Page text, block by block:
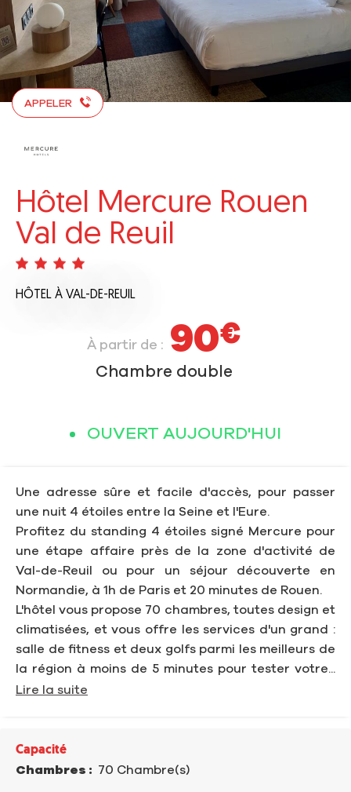
APPELER
Hôtel Mercure Rouen
Val de Reuil
HÔTEL À VAL-DE-REUIL
À partir de : 90€
Chambre double
OUVERT AUJOURD'HUI
Une adresse sûre et facile d'accès, pour passer
une nuit 4 étoiles entre la Seine et l'Eure.
Profitez du standing 4 étoiles signé Mercure pour
une étape affaire près de la zone d'activité de
Val-de-Reuil ou pour un séjour découverte en
Normandie, à 1h de Paris et 20 minutes de Rouen.
L'hôtel vous propose 70 chambres, toutes design et
climatisées, et vous offre les services d'un grand :
salle de fitness et deux golfs parmi les meilleurs de
la région à moins de 5 minutes pour tester votre...
Lire la suite
Capacité
Chambres : 70 Chambre(s)